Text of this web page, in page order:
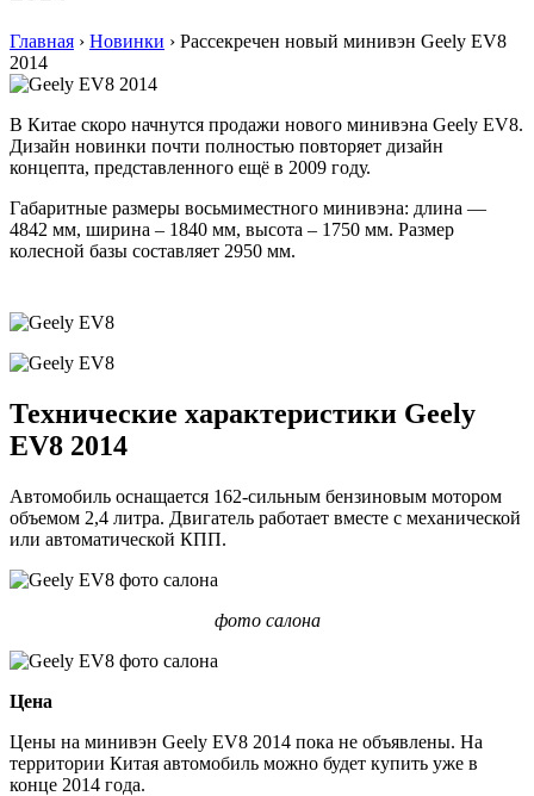
Главная › Новинки › Рассекречен новый минивэн Geely EV8
2014
В Китае скоро начнутся продажи нового минивэна Geely EV8.
Дизайн новинки почти полностью повторяет дизайн
концепта, представленного ещё в 2009 году.
Габаритные размеры восьмиместного минивэна: длина —
4842 мм, ширина – 1840 мм, высота – 1750 мм. Размер
колесной базы составляет 2950 мм.
Технические характеристики Geely
EV8 2014
Автомобиль оснащается 162-сильным бензиновым мотором
объемом 2,4 литра. Двигатель работает вместе с механической
или автоматической КПП.
фото салона
Цена
Цены на минивэн Geely EV8 2014 пока не объявлены. На
территории Китая автомобиль можно будет купить уже в
конце 2014 года.